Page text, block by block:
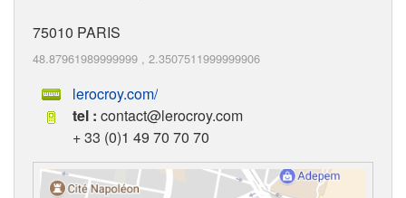
75010 PARIS
48.87961989999999 , 2.3507511999999906
lerocroy.com/
tel : contact@lerocroy.com
+ 33 (0)1 49 70 70 70